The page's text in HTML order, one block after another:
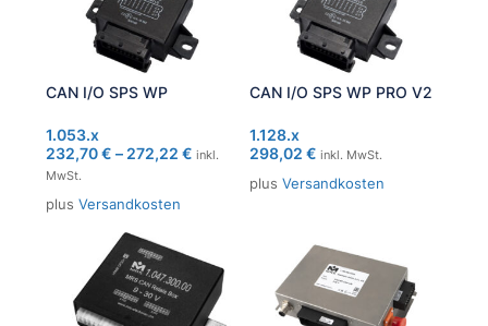
CAN I/O SPS WP
1.053.x
232,70€ – 272,22 € inkl.
MwSt.
plus Versandkosten
CAN I/O SPS WP PRO V2
1.128.x
298,02 € inkl. MwSt.
plus Versandkosten